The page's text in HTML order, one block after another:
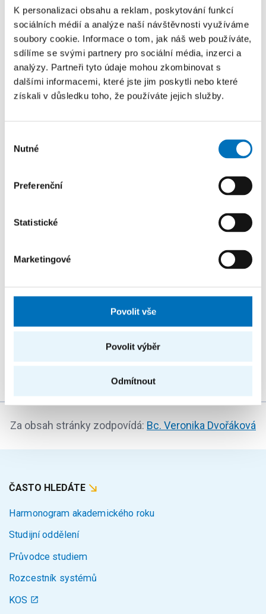
K personalizaci obsahu a reklam, poskytování funkcí
sociálních médií a analýze naší návštěvnosti využíváme
soubory cookie. Informace o tom, jak náš web používáte,
sdílíme se svými partnery pro sociální média, inzerci a
analýzy. Partneři tyto údaje mohou zkombinovat s
dalšími informacemi, které jste jim poskytli nebo které
získali v důsledku toho, že používáte jejich služby.
souhlasu
Nutné
Preferenční
Statistické
Marketingové
Povolit vše
Povolit výběr
Odmítnout
informatiky pro SŠ
PRO UCHAZEČE
FIT ČVUT otevírá mimořádný termín pro podání
přihlášek do magisterských studijních programů
Kvantová informatika a Učitelství...
Prague Stringology Conference 2026
Přednášky zahraničních odborníků z oblasti
přijít poslechnout na mezinárodní...
26. 8. – 27. 8. 2026
KONFERENCE
StringMasters sdružuje výzkumné pracovníky v oblasti
Za obsah stránky zodpovídá: Bc. Veronika Dvořáková
ČASTO HLEDÁTE
Harmonogram akademického roku
Studijní oddělení
Průvodce studiem
Rozcestník systémů
KOS